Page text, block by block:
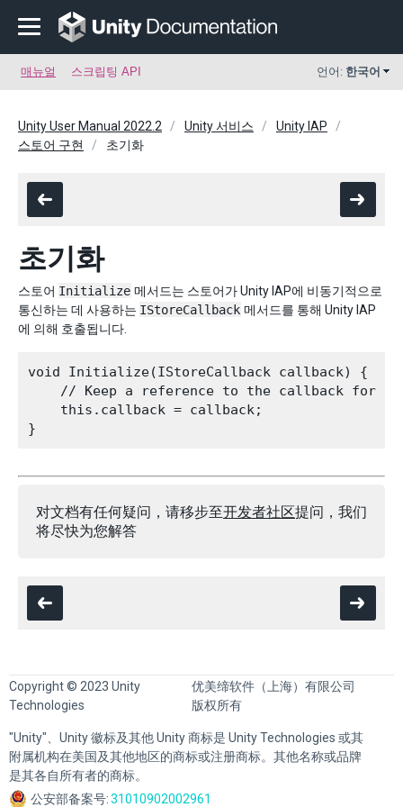
매뉴얼 스크립팅 API 언어: 한국어
Unity User Manual 2022.2 Unity 서비스
Unity IAP
스토어 구현
초기화
초기화
스토어 Initialize 메서드는 스토어가 Unity IAP에 비동기적으로
통신하는 데 사용하는 IStoreCallback 메서드를 통해 Unity IAP
에 의해 호출됩니다.
void Initialize(IStoreCallback callback) {
// Keep a reference to the callback for
    this.callback = callback;
对文档有任何疑问，请移步至开发者社区提问，我们
将尽快为您解答
Copyright © 2023 Unity
Technologies
优美缔软件（上海）有限公司
版权所有
"Unity"、Unity 徽标及其他 Unity 商标是 Unity Technologies 或其
附属机构在美国及其他地区的商标或注册商标。其他名称或品牌
是其各自所有者的商标。
公安部备案号:31010902002961